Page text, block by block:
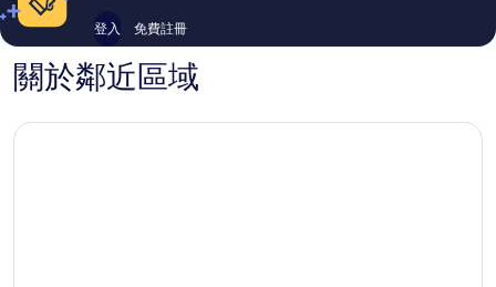
價
登入 免費註冊
關於鄰近區域